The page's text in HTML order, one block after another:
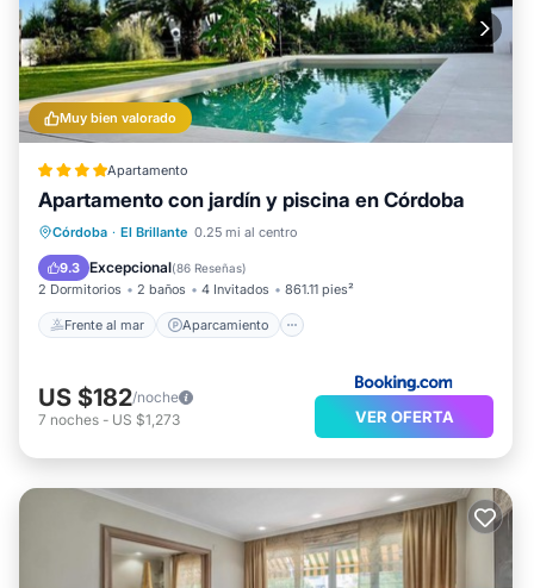
Muy bien valorado
Apartamento
Apartamento con jardín y piscina en Córdoba
Córdoba · El Brillante 0.25 mi al centro
9.3 Excepcional(86 Reseñas)
2 Dormitorios 2 baños 4 Invitados 861.11 pies²
Frente al mar Aparcamiento
Frente al mar Aparcamiento
Vista al mar
US $182/noche
7 noches - US $1,273 VER OFERTA